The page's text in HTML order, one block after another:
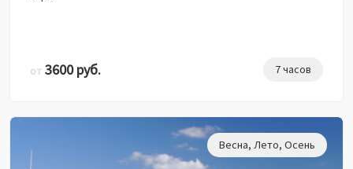
от 3600 руб. 7 часов
Весна, Лето, Осень